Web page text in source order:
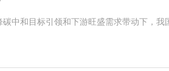
中和目标引领和下游旺盛需求带动下，我